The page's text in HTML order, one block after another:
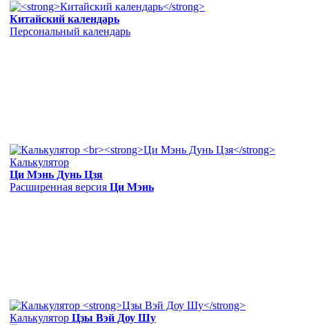
Китайский календарь
Персональный календарь
Калькулятор
Ци Мэнь Дунь Цзя
Расширенная версия Ци Мэнь
Калькулятор Цзы Вэй Доу Шу